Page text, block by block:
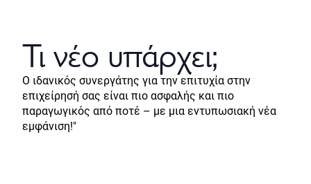
Τι νέο υπάρχει;
Ο ιδανικός συνεργάτης για την επιτυχία στην
επιχείρησή σας είναι πιο ασφαλής και πιο
παραγωγικός από ποτέ – με μια εντυπωσιακή νέα
εμφάνιση!"